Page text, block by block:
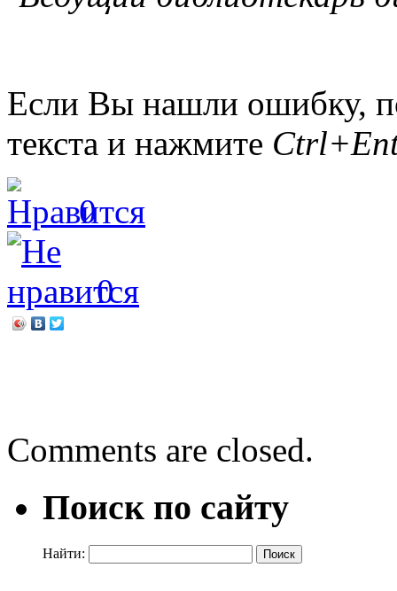
Если Вы нашли ошибку,
текста и нажмите
0
0
Comments are closed.
Поиск по сайту
Найти: